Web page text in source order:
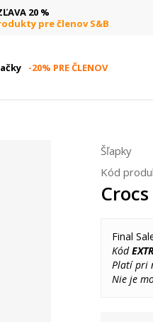
20 %
pre členov S&B
-20% PRE ČLENOV
Šľapky
Kód
Final
Kód
Platí pri
Nie je